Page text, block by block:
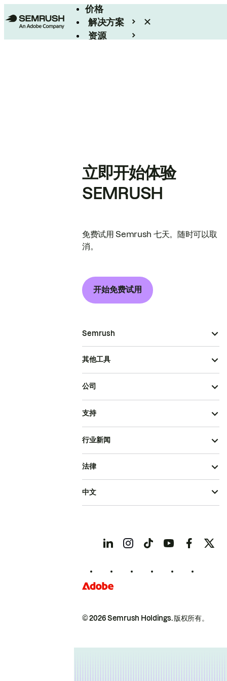
价格
解决方案
资源
立即开始体验
SEMRUSH
免费试用 Semrush 七天。随时可以取
消。
开始免费试用
Semrush
其他工具
公司
支持
行业新闻
© 2026 Semrush Holdings.版权所有。
法律
中文